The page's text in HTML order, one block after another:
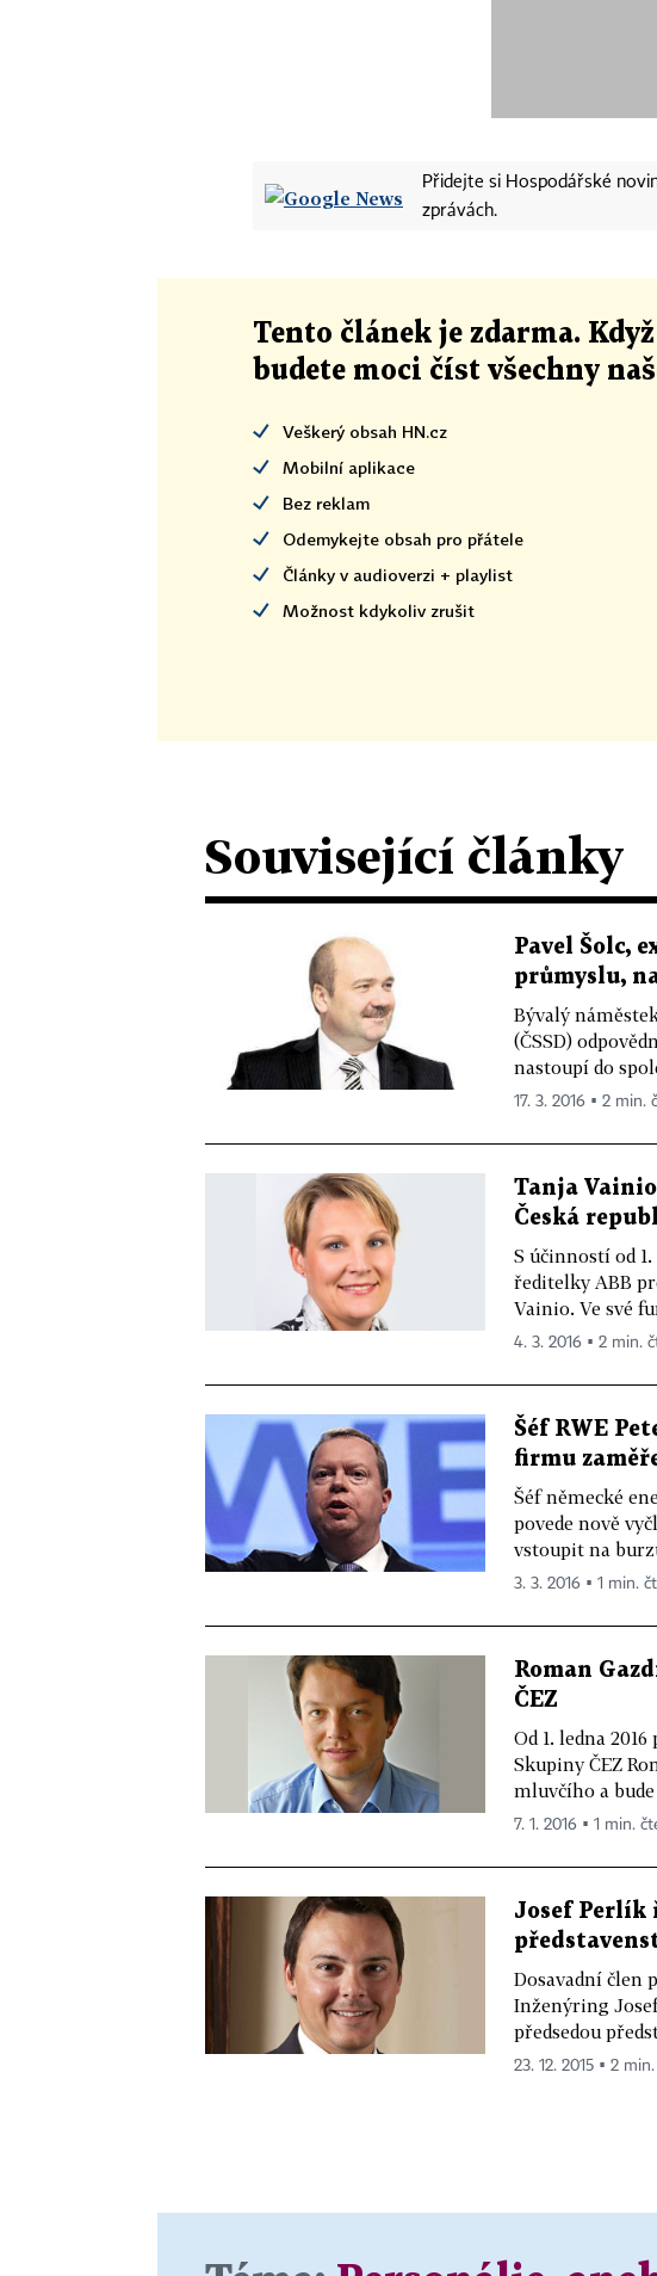
Přidejte si Hospodářské
zprávách.
Tento článek je zdarma.
budete moci číst všechny
Veškerý obsah HN.cz
Mobilní aplikace
Bez reklam
Odemykejte obsah pro přátele
Články v audioverzi + playlist
Možnost kdykoliv zrušit
Související články
Pavel Šolc,
průmyslu,
Bývalý
(ČSSD)
nastoupí do
17. 3. 2016 ▪ 2 min.
Tanja
Česká
S účinností od
ředitelky ABB
Vainio. Ve své
4. 3. 2016 ▪ 2 min.
Šéf RWE
firmu
Šéf německé
povede nově
vstoupit na
3. 3. 2016 ▪ 1 min.
Roman
ČEZ
Od 1. ledna
Skupiny ČEZ
mluvčího a
7. 1. 2016 ▪ 1 min.
Josef Perlík
Dosavadní člen
Inženýring
předsedou
23. 12. 2015 ▪ 2